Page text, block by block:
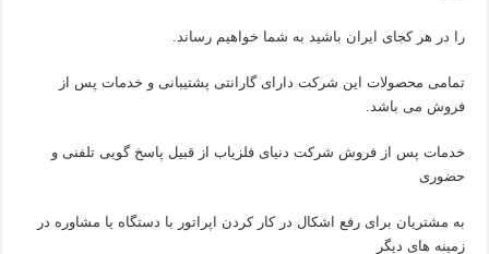
را در هر کجای ایران باشید به شما خواهیم رساند.
تمامی محصولات این شرکت دارای گارانتی پشتیبانی و خدمات پس از
فروش می باشد.
خدمات پس از فروش شرکت دنیای فلزیاب از قبیل پاسخ گویی تلفنی و
حضوری
به مشتریان برای رفع اشکال در کار کردن اپراتور با دستگاه یا مشاوره در
زمینه های دیگر